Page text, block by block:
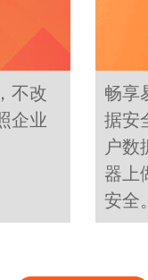
不改
企业
畅享
据安
户数
器上
安全